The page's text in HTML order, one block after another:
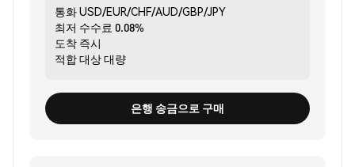
통화USD/EUR/CHF/AUD/GBP/JPY
최저 수수료 0.08%
도착 즉시
적합 대상대량
은행 송금으로 구매